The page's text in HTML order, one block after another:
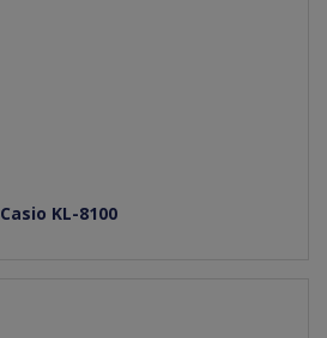
Casio KL-8100